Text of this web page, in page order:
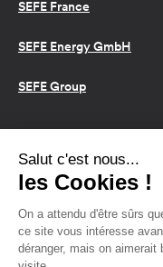
SEFE France
SEFE Energy GmbH
SEFE Group
Conditions d’utilisation